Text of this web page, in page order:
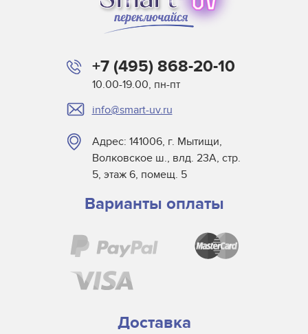
+7 (495) 868-20-10
10.00-19.00, пн-пт
info@smart-uv.ru
Адрес: 141006, г. Мытищи,
Волковское ш., влд. 23А, стр.
5, этаж 6, помещ. 5
Варианты оплаты
Доставка